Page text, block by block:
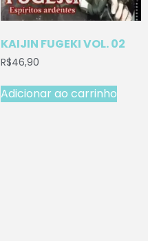
KAIJIN FUGEKI VOL. 02
R$46,90
Adicionar ao carrinho